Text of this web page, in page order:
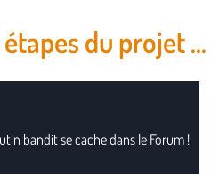
du projet ...
bandit se cache dans le Forum !